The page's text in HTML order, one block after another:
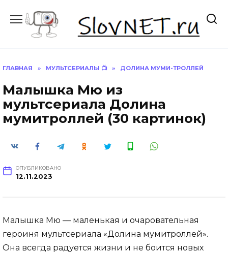
содержанию
ГЛАВНАЯ » МУЛЬТСЕРИАЛЫ 📺 » ДОЛИНА МУМИ-ТРОЛЛЕЙ
Малышка Мю из
мультсериала Долина
мумитроллей (30 картинок)
ОПУБЛИКОВАНО
12.11.2023
Малышка Мю — маленькая и очаровательная
героиня мультсериала «Долина мумитроллей».
Она всегда радуется жизни и не боится новых